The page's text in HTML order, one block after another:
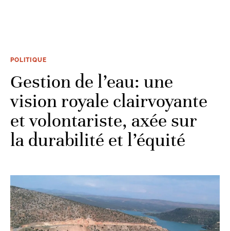
POLITIQUE
Gestion de l’eau: une
vision royale clairvoyante
et volontariste, axée sur
la durabilité et l’équité